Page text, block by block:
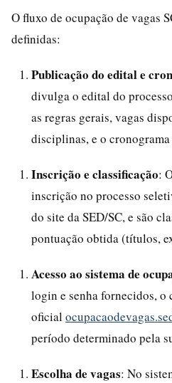
O fluxo de ocupação de vagas
definidas:
Publicação do edital e
divulga o edital do
as regras gerais, vagas
disciplinas, e o cronograma
Inscrição e classificação:
inscrição no processo
do site da SED/SC, e são
pontuação obtida (títulos,
Acesso ao sistema de
login e senha fornecidos, o
oficial
período determinado pela
Escolha de vagas: No